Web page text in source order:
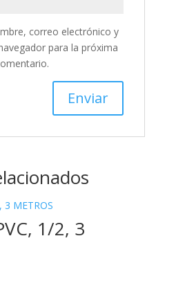
correo electrónico y
para la próxima
1/2, 3